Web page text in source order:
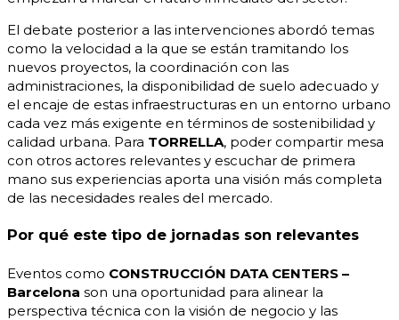
El debate posterior a las intervenciones abordó temas
como la velocidad a la que se están tramitando los
nuevos proyectos, la coordinación con las
administraciones, la disponibilidad de suelo adecuado y
el encaje de estas infraestructuras en un entorno urbano
cada vez más exigente en términos de sostenibilidad y
calidad urbana. Para TORRELLA, poder compartir mesa
con otros actores relevantes y escuchar de primera
mano sus experiencias aporta una visión más completa
de las necesidades reales del mercado.
Por qué este tipo de jornadas son relevantes
Eventos como CONSTRUCCIÓN DATA CENTERS –
Barcelona son una oportunidad para alinear la
perspectiva técnica con la visión de negocio y las